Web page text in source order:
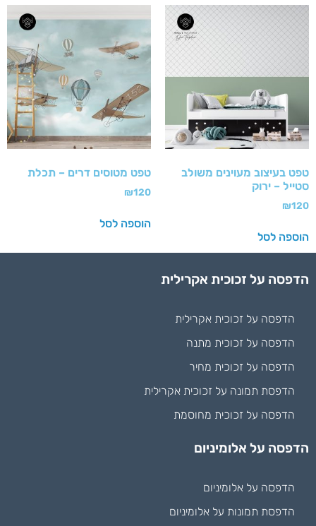
טפט בעיצוב מעוינים משולב
סטייל – ירוק
₪120
הוספה לסל
טפט מטוסים דרים – תכלת
₪120
הוספה לסל
הדפסה על זכוכית אקרילית
הדפסה על זכוכית אקרילית
הדפסה על זכוכית מתנה
הדפסה על זכוכית מחיר
הדפסת תמונה על זכוכית אקרילית
הדפסה על זכוכית מחוסמת
הדפסה על אלומיניום
הדפסה על אלומיניום
הדפסת תמונות על אלומיניום